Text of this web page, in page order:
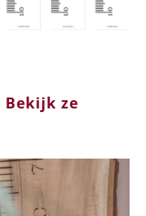
Bekijk ze